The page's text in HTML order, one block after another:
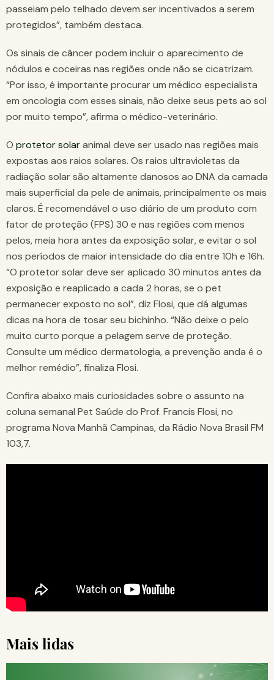
passeiam pelo telhado devem ser incentivados a serem
protegidos”, também destaca.
Os sinais de câncer podem incluir o aparecimento de
nódulos e coceiras nas regiões onde não se cicatrizam.
“Por isso, é importante procurar um médico especialista
em oncologia com esses sinais, não deixe seus pets ao sol
por muito tempo”, afirma o médico-veterinário.
O protetor solaranimal deve ser usado nas regiões mais
expostas aos raios solares. Os raios ultravioletas da
radiação solar são altamente danosos ao DNA da camada
mais superficial da pele de animais, principalmente os mais
claros. É recomendável o uso diário de um produto com
fator de proteção (FPS) 30 e nas regiões com menos
pelos, meia hora antes da exposição solar, e evitar o sol
nos períodos de maior intensidade do dia entre 10h e 16h.
“O protetor solar deve ser aplicado 30 minutos antes da
exposição e reaplicado a cada 2 horas, se o pet
permanecer exposto no sol”, diz Flosi, que dá algumas
dicas na hora de tosar seu bichinho. “Não deixe o pelo
muito curto porque a pelagem serve de proteção.
Consulte um médico dermatologia, a prevenção anda é o
melhor remédio”, finaliza Flosi.
Confira abaixo mais curiosidades sobre o assunto na
coluna semanal Pet Saúde do Prof. Francis Flosi, no
programa Nova Manhã Campinas, da Rádio Nova Brasil FM
103,7.
Mais lidas